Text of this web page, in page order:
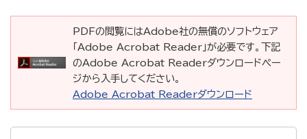
PDFの閲覧にはAdobe社の無償のソフトウェア
「Adobe Acrobat Reader」が必要です。下記
のAdobe Acrobat Readerダウンロードペー
ジから入手してください。
Adobe Acrobat Readerダウンロード